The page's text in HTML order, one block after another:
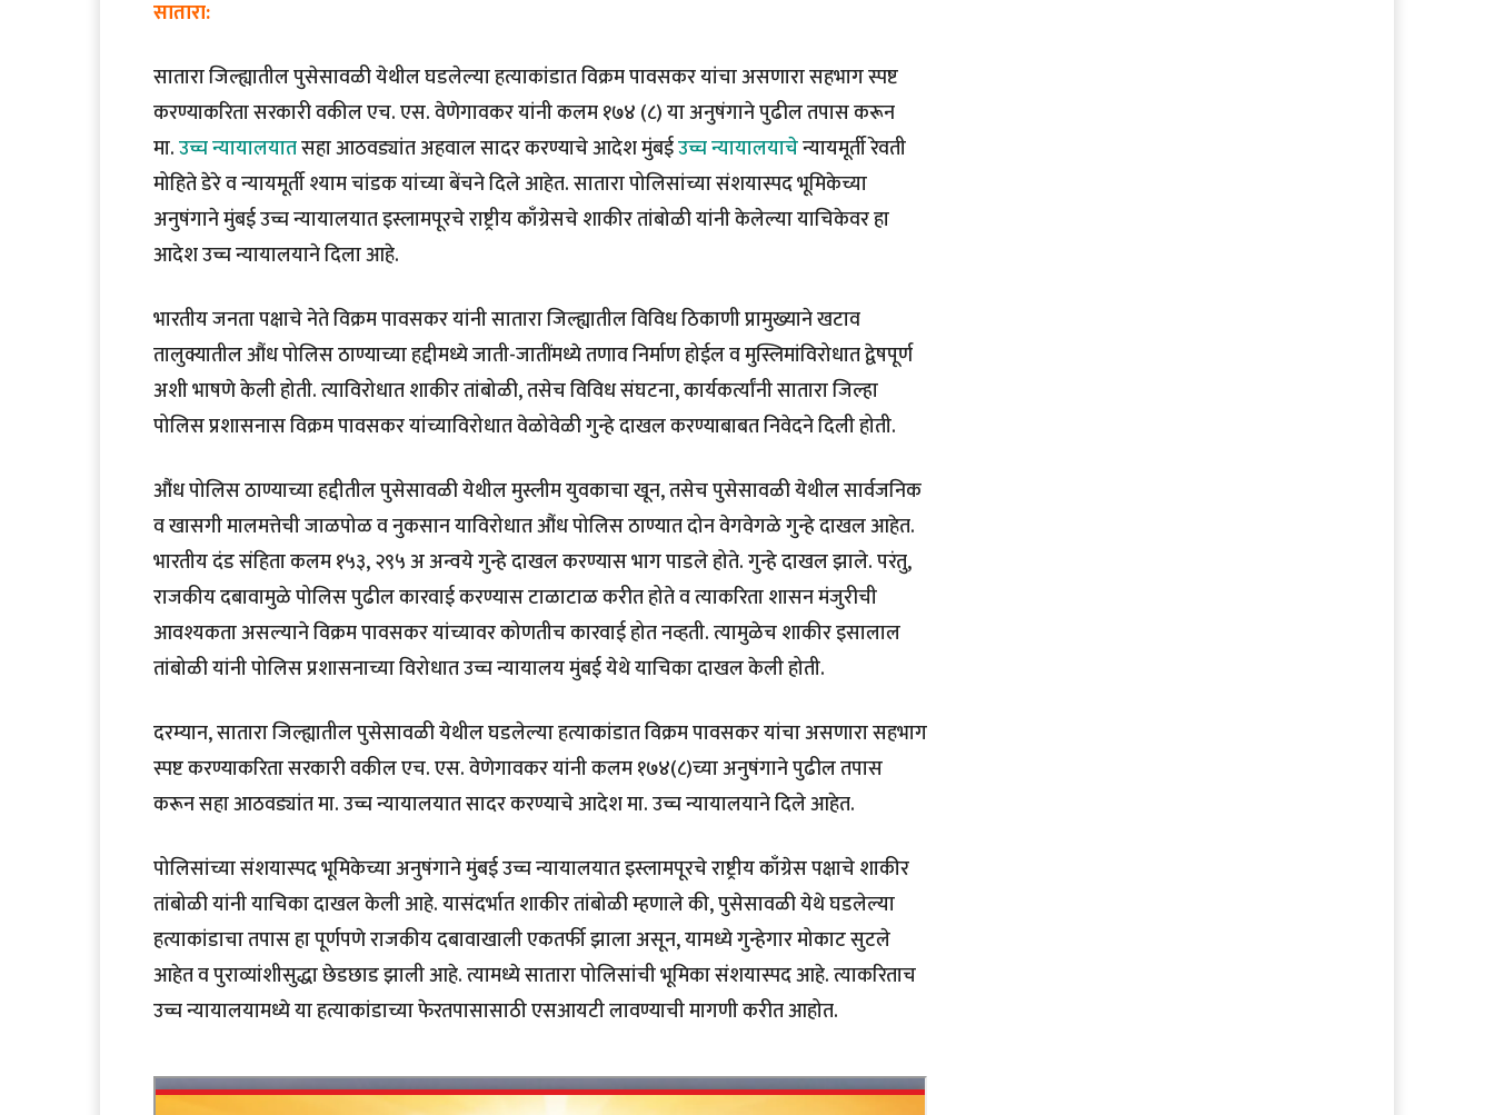
सातारा:
सातारा जिल्ह्यातील पुसेसावळी येथील घडलेल्या हत्याकांडात विक्रम पावसकर यांचा असणारा सहभाग स्पष्ट
करण्याकरिता सरकारी वकील एच. एस. वेणेगावकर यांनी कलम १७४ (८) या अनुषंगाने पुढील तपास करून
मा.उच्च न्यायालयातसहा आठवड्यांत अहवाल सादर करण्याचे आदेश मुंबईउच्च न्यायालयाचेन्यायमूर्ती रेवती
मोहिते डेरे व न्यायमूर्ती श्याम चांडक यांच्या बेंचने दिले आहेत. सातारा पोलिसांच्या संशयास्पद भूमिकेच्या
अनुषंगाने मुंबई उच्च न्यायालयात इस्लामपूरचे राष्ट्रीय काँग्रेसचे शाकीर तांबोळी यांनी केलेल्या याचिकेवर हा
आदेश उच्च न्यायालयाने दिला आहे.
भारतीय जनता पक्षाचे नेते विक्रम पावसकर यांनी सातारा जिल्ह्यातील विविध ठिकाणी प्रामुख्याने खटाव
तालुक्यातील औंध पोलिस ठाण्याच्या हद्दीमध्ये जाती-जातींमध्ये तणाव निर्माण होईल व मुस्लिमांविरोधात द्वेषपूर्ण
अशी भाषणे केली होती. त्याविरोधात शाकीर तांबोळी, तसेच विविध संघटना, कार्यकर्त्यांनी सातारा जिल्हा
पोलिस प्रशासनास विक्रम पावसकर यांच्याविरोधात वेळोवेळी गुन्हे दाखल करण्याबाबत निवेदने दिली होती.
औंध पोलिस ठाण्याच्या हद्दीतील पुसेसावळी येथील मुस्लीम युवकाचा खून, तसेच पुसेसावळी येथील सार्वजनिक
व खासगी मालमत्तेची जाळपोळ व नुकसान याविरोधात औंध पोलिस ठाण्यात दोन वेगवेगळे गुन्हे दाखल आहेत.
भारतीय दंड संहिता कलम १५३, २९५ अ अन्वये गुन्हे दाखल करण्यास भाग पाडले होते. गुन्हे दाखल झाले. परंतु,
राजकीय दबावामुळे पोलिस पुढील कारवाई करण्यास टाळाटाळ करीत होते व त्याकरिता शासन मंजुरीची
आवश्यकता असल्याने विक्रम पावसकर यांच्यावर कोणतीच कारवाई होत नव्हती. त्यामुळेच शाकीर इसालाल
तांबोळी यांनी पोलिस प्रशासनाच्या विरोधात उच्च न्यायालय मुंबई येथे याचिका दाखल केली होती.
दरम्यान, सातारा जिल्ह्यातील पुसेसावळी येथील घडलेल्या हत्याकांडात विक्रम पावसकर यांचा असणारा सहभाग
स्पष्ट करण्याकरिता सरकारी वकील एच. एस. वेणेगावकर यांनी कलम १७४(८)च्या अनुषंगाने पुढील तपास
करून सहा आठवड्यांत मा. उच्च न्यायालयात सादर करण्याचे आदेश मा. उच्च न्यायालयाने दिले आहेत.
पोलिसांच्या संशयास्पद भूमिकेच्या अनुषंगाने मुंबई उच्च न्यायालयात इस्लामपूरचे राष्ट्रीय काँग्रेस पक्षाचे शाकीर
तांबोळी यांनी याचिका दाखल केली आहे. यासंदर्भात शाकीर तांबोळी म्हणाले की, पुसेसावळी येथे घडलेल्या
हत्याकांडाचा तपास हा पूर्णपणे राजकीय दबावाखाली एकतर्फी झाला असून, यामध्ये गुन्हेगार मोकाट सुटले
आहेत व पुराव्यांशीसुद्धा छेडछाड झाली आहे. त्यामध्ये सातारा पोलिसांची भूमिका संशयास्पद आहे. त्याकरिताच
उच्च न्यायालयामध्ये या हत्याकांडाच्या फेरतपासासाठी एसआयटी लावण्याची मागणी करीत आहोत.